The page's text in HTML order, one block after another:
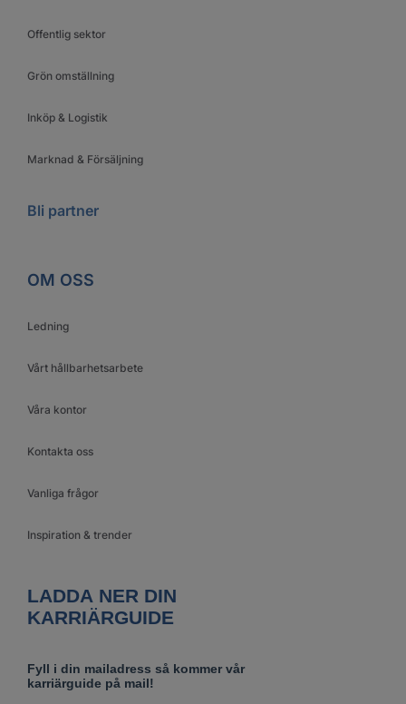
Offentlig sektor
Grön omställning
Inköp & Logistik
Marknad & Försäljning
Bli partner
OM OSS
Ledning
Vårt hållbarhetsarbete
Våra kontor
Kontakta oss
Vanliga frågor
Inspiration & trender